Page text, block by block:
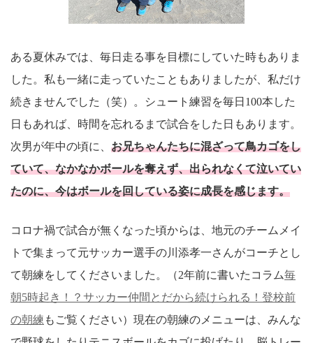
ある夏休みでは、毎日走る事を目標にしていた時もありま
した。私も一緒に走っていたこともありましたが、私だけ
続きませんでした（笑）。シュート練習を毎日100本した
日もあれば、時間を忘れるまで試合をした日もあります。
次男が年中の頃に、 お兄ちゃんたちに混ざって鳥カゴをし
ていて、なかなかボールを奪えず、出られなくて泣いてい
たのに、今はボールを回している姿に成長を感じます。
コロナ禍で試合が無くなった頃からは、地元のチームメイ
トで集まって元サッカー選手の川添孝一さんがコーチとし
て朝練をしてくださいました。（2年前に書いたコラム毎
朝5時起き！？サッカー仲間とだから続けられる！登校前
の朝練 もご覧ください）現在の朝練のメニューは、みんな